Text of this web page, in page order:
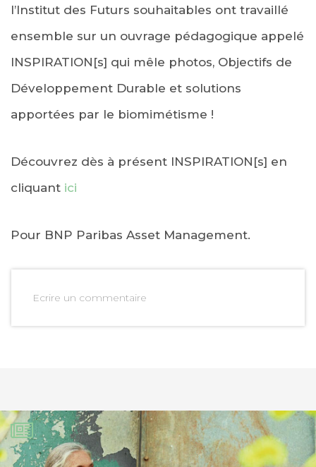
l’Institut des Futurs souhaitables ont travaillé
ensemble sur un ouvrage pédagogique appelé
INSPIRATION[s] qui mêle photos, Objectifs de
Développement Durable et solutions
apportées par le biomimétisme !
Découvrez dès à présent INSPIRATION[s] en
cliquant ici
Pour BNP Paribas Asset Management.
Ecrire un commentaire